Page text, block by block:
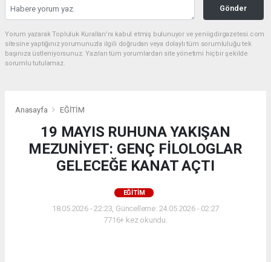
Gönder
Yorum yazarak Topluluk Kuralları’nı kabul etmiş bulunuyor ve yeniigdirgazetesi.com
sitesine yaptığınız yorumunuzla ilgili doğrudan veya dolaylı tüm sorumluluğu tek
başınıza üstleniyorsunuz. Yazılan tüm yorumlardan site yönetimi hiçbir şekilde
sorumlu tutulamaz.
Anasayfa EĞİTİM
19 MAYIS RUHUNA YAKIŞAN
MEZUNİYET: GENÇ FİLOLOGLAR
GELECEĞE KANAT AÇTI
EĞİTİM
18.05.2026 - 22:23, Güncelleme: 24.05.2026 - 02:27
7716+ kez okundu.